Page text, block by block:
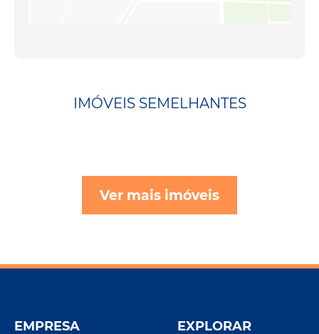
IMÓVEIS SEMELHANTES
Ver mais imóveis
EMPRESA EXPLORAR